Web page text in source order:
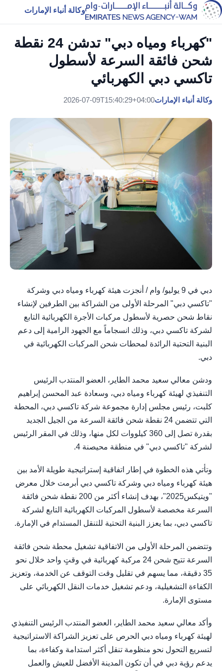
وكالة أنباء الإمارات
"كهرباء ومياه دبي" تدشن 24 نقطة
شحن فائقة السرعة لأسطول
تاكسي دبي الكهربائي
وكالة أنباء الإمارات2026-07-09T15:40:29+04:00
دبي في 9 يوليو/ وام / أنجزت هيئة كهرباء ومياه دبي وشركة
"تاكسي دبي" المرحلة الأولى من الشراكة بين الطرفين لإنشاء
نقاط شحن حصرية لأسطول مركبات الأجرة الكهربائية التابع
لشركة تاكسي دبي، وذلك انسجاماً مع الجهود الرامية إلى دعم
البنية التحتية الرائدة لمحطات شحن المركبات الكهربائية في
دبي.
ودشن معالي سعيد محمد الطاير، العضو المنتدب الرئيس
التنفيذي لهيئة كهرباء ومياه دبي، وسعادة عبد المحسن إبراهيم
كلبت، رئيس مجلس إدارة مجموعة شركة تاكسي دبي، المحطة
التي تتضمن 24 نقطة شحن فائقة السرعة من الجيل الجديد
بقدرة تصل إلى 360 كيلووات لكل منها، وذلك في المقر الرئيس
لشركة "تاكسي دبي" في منطقة محيصنة 4.
وتأتي هذه الخطوة في إطار اتفاقية إستراتيجية طويلة الأمد بين
هيئة كهرباء ومياه دبي وشركة تاكسي دبي أبرمت خلال معرض
"ويتيكس2025"، بهدف إنشاء أكثر من 200 نقطة شحن فائقة
السرعة مخصصة لأسطول المركبات الكهربائية التابع لشركة
تاكسي دبي، بما يعزز البنية التحتية للتنقل المستدام في الإمارة.
وتتضمن المرحلة الأولى من الاتفاقية تشغيل محطة شحن فائقة
السرعة تتيح شحن 24 مركبة كهربائية في وقتٍ واحد خلال نحو
35 دقيقة، مما يسهم في تقليل وقت التوقف عن الخدمة، وتعزيز
الكفاءة التشغيلية، ودعم تشغيل خدمات النقل الكهربائي على
مستوى الإمارة.
وأكد معالي سعيد محمد الطاير، العضو المنتدب الرئيس التنفيذي
لهيئة كهرباء ومياه دبي الحرص على تعزيز الشراكة الاستراتيجية
لتسريع التحول نحو منظومة تنقل أكثر استدامة وكفاءة، بما
يدعم رؤية دبي في أن تكون المدينة الأفضل للعيش والعمل